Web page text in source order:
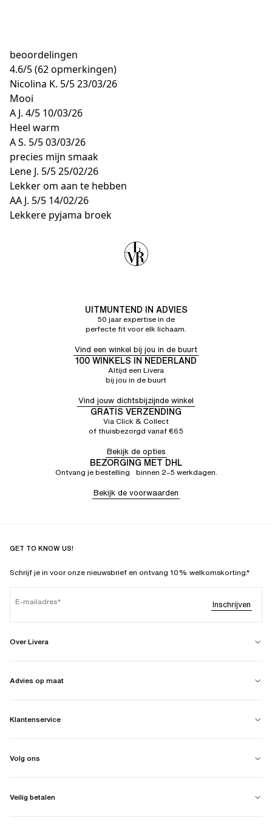
beoordelingen
4.6/5(62 opmerkingen)
Nicolina K. 5/523/03/26
Mooi
A J. 4/5 10/03/26
Heel warm
A S. 5/503/03/26
precies mijn smaak
Lene J. 5/525/02/26
Lekker om aan te hebben
AA J. 5/5 14/02/26
Lekkere pyjama broek
UITMUNTEND IN ADVIES
50 jaar expertise in de
perfecte fit voor elk lichaam.
Vind een winkel bij jou in de buurt
100 WINKELS IN NEDERLAND
Altijd een Livera
bij jou in de buurt
Vind jouw dichtsbijzijnde winkel
GRATIS VERZENDING
Via Click & Collect
of thuisbezorgd vanaf €65
Bekijk de opties
BEZORGING MET DHL
Ontvang je bestelling binnen 2–5 werkdagen.
Bekijk de voorwaarden
GET TO KNOW US!
Schrijf je in voor onze nieuwsbrief en ontvang 10% welkomskorting.*
E-mailadres Inschrijven
Over Livera
Advies op maat
Klantenservice
Volg ons
Veilig betalen